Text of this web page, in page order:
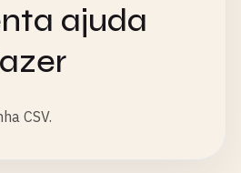
ajuda
CSV.